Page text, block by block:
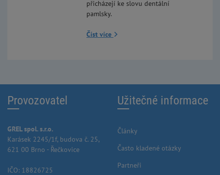
přicházejí ke slovu dentální
pamlsky.
Číst více
Provozovatel
GREL spol. s.r.o.
Karásek 2245/1f, budova č. 25,
621 00 Brno - Řečkovice
IČO: 18826725
Užitečné informace
Články
Často kladené otázky
Partneři